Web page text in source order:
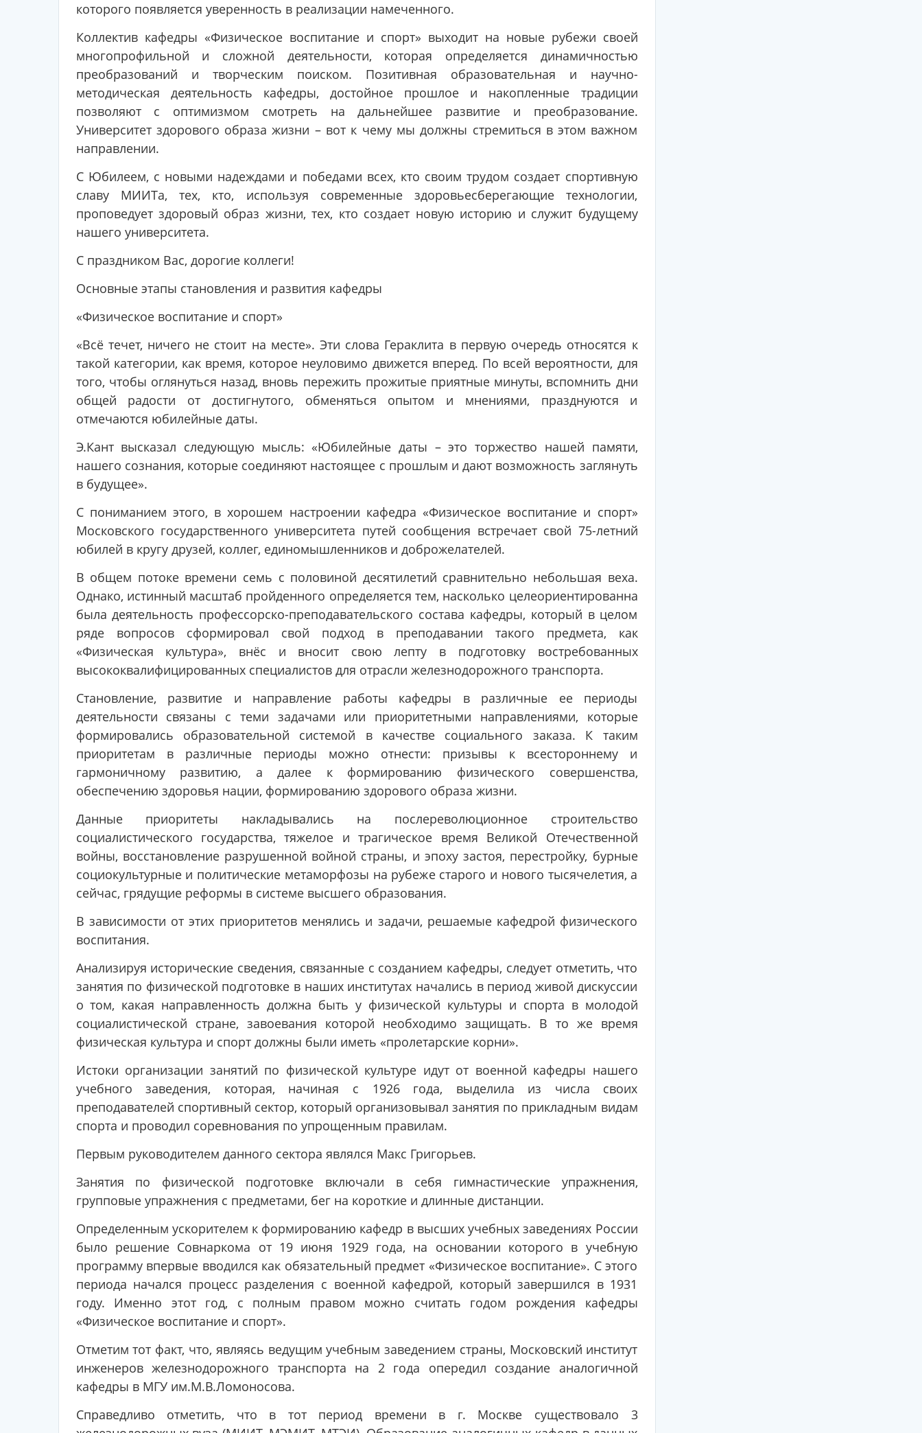
которого появляется уверенность в реализации намеченного.
Коллектив кафедры «Физическое воспитание и спорт» выходит на новые рубежи своей
многопрофильной и сложной деятельности, которая определяется динамичностью
преобразований и творческим поиском. Позитивная образовательная и научно-
методическая деятельность кафедры, достойное прошлое и накопленные традиции
позволяют с оптимизмом смотреть на дальнейшее развитие и преобразование.
Университет здорового образа жизни – вот к чему мы должны стремиться в этом важном
направлении.
С Юбилеем, с новыми надеждами и победами всех, кто своим трудом создает спортивную
славу МИИТа, тех, кто, используя современные здоровьесберегающие технологии,
проповедует здоровый образ жизни, тех, кто создает новую историю и служит будущему
нашего университета.
С праздником Вас, дорогие коллеги!
Основные этапы становления и развития кафедры
«Физическое воспитание и спорт»
«Всё течет, ничего не стоит на месте». Эти слова Гераклита в первую очередь относятся к
такой категории, как время, которое неуловимо движется вперед. По всей вероятности, для
того, чтобы оглянуться назад, вновь пережить прожитые приятные минуты, вспомнить дни
общей радости от достигнутого, обменяться опытом и мнениями, празднуются и
отмечаются юбилейные даты.
Э.Кант высказал следующую мысль: «Юбилейные даты – это торжество нашей памяти,
нашего сознания, которые соединяют настоящее с прошлым и дают возможность заглянуть
в будущее».
С пониманием этого, в хорошем настроении кафедра «Физическое воспитание и спорт»
Московского государственного университета путей сообщения встречает свой 75-летний
юбилей в кругу друзей, коллег, единомышленников и доброжелателей.
В общем потоке времени семь с половиной десятилетий сравнительно небольшая веха.
Однако, истинный масштаб пройденного определяется тем, насколько целеориентированна
была деятельность профессорско-преподавательского состава кафедры, который в целом
ряде вопросов сформировал свой подход в преподавании такого предмета, как
«Физическая культура», внёс и вносит свою лепту в подготовку востребованных
высококвалифицированных специалистов для отрасли железнодорожного транспорта.
Становление, развитие и направление работы кафедры в различные ее периоды
деятельности связаны с теми задачами или приоритетными направлениями, которые
формировались образовательной системой в качестве социального заказа. К таким
приоритетам в различные периоды можно отнести: призывы к всестороннему и
гармоничному развитию, а далее к формированию физического совершенства,
обеспечению здоровья нации, формированию здорового образа жизни.
Данные приоритеты накладывались на послереволюционное строительство
социалистического государства, тяжелое и трагическое время Великой Отечественной
войны, восстановление разрушенной войной страны, и эпоху застоя, перестройку, бурные
социокультурные и политические метаморфозы на рубеже старого и нового тысячелетия, а
сейчас, грядущие реформы в системе высшего образования.
В зависимости от этих приоритетов менялись и задачи, решаемые кафедрой физического
воспитания.
Анализируя исторические сведения, связанные с созданием кафедры, следует отметить, что
занятия по физической подготовке в наших институтах начались в период живой дискуссии
о том, какая направленность должна быть у физической культуры и спорта в молодой
социалистической стране, завоевания которой необходимо защищать. В то же время
физическая культура и спорт должны были иметь «пролетарские корни».
Истоки организации занятий по физической культуре идут от военной кафедры нашего
учебного заведения, которая, начиная с 1926 года, выделила из числа своих
преподавателей спортивный сектор, который организовывал занятия по прикладным видам
спорта и проводил соревнования по упрощенным правилам.
Первым руководителем данного сектора являлся Макс Григорьев.
Занятия по физической подготовке включали в себя гимнастические упражнения,
групповые упражнения с предметами, бег на короткие и длинные дистанции.
Определенным ускорителем к формированию кафедр в высших учебных заведениях России
было решение Совнаркома от 19 июня 1929 года, на основании которого в учебную
программу впервые вводился как обязательный предмет «Физическое воспитание». С этого
периода начался процесс разделения с военной кафедрой, который завершился в 1931
году. Именно этот год, с полным правом можно считать годом рождения кафедры
«Физическое воспитание и спорт».
Отметим тот факт, что, являясь ведущим учебным заведением страны, Московский институт
инженеров железнодорожного транспорта на 2 года опередил создание аналогичной
кафедры в МГУ им.М.В.Ломоносова.
Справедливо отметить, что в тот период времени в г. Москве существовало 3